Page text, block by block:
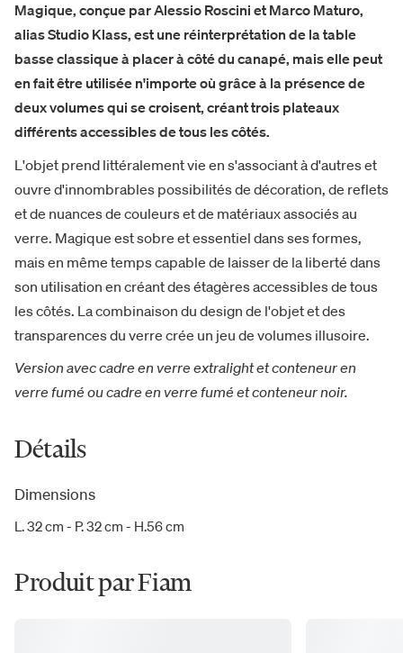
Magique, conçue par Alessio Roscini et Marco Maturo,
alias Studio Klass, est une réinterprétation de la table
basse classique à placer à côté du canapé, mais elle peut
en fait être utilisée n'importe où grâce à la présence de
deux volumes qui se croisent, créant trois plateaux
différents accessibles de tous les côtés.
L'objet prend littéralement vie en s'associant à d'autres et
ouvre d'innombrables possibilités de décoration, de reflets
et de nuances de couleurs et de matériaux associés au
verre. Magique est sobre et essentiel dans ses formes,
mais en même temps capable de laisser de la liberté dans
son utilisation en créant des étagères accessibles de tous
les côtés. La combinaison du design de l'objet et des
transparences du verre crée un jeu de volumes illusoire.
Version avec cadre en verre extralight et conteneur en
verre fumé ou cadre en verre fumé et conteneur noir.
Détails
Dimensions
L. 32 cm - P. 32 cm - H.56 cm
Produit par Fiam